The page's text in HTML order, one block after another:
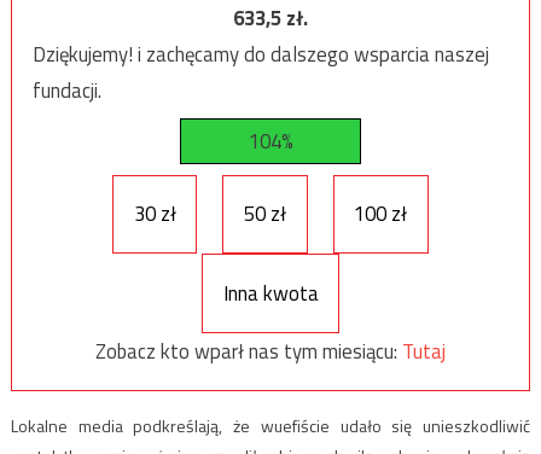
633,5zł.
Dziękujemy! i zachęcamy do dalszego wsparcia naszej
fundacji.
104%
30 zł 50 zł 100 zł
Inna kwota
Zobacz kto wparł nas tym miesiącu: Tutaj
Lokalne media podkreślają, że wuefiście udało się unieszkodliwić